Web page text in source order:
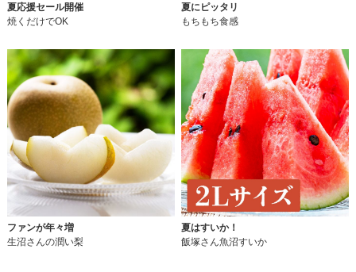
夏応援セール開催
焼くだけでOK
夏にピッタリ
もちもち食感
ファンが年々増
生沼さんの潤い梨
夏はすいか！
飯塚さん魚沼すいか